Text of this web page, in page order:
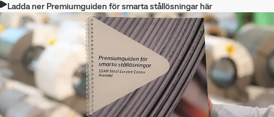
Ladda ner Premiumguiden för smarta stållösningar här